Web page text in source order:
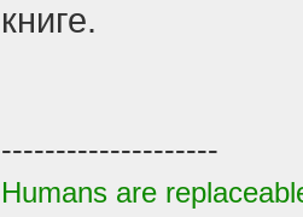
книге.
--------------------
Humans are